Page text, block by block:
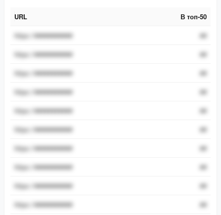
URL
В топ-50
URL
https://###########
##
https://###########
##
https://###########
##
https://###########
##
https://###########
##
https://###########
##
https://###########
##
https://###########
##
https://###########
##
https://###########
##